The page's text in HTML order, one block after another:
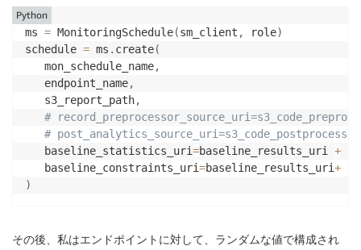
            "lower_bound" : 140.32,
            "upper_bound" : 175.4,
            "count" : 565.0
          }, {
            "lower_bound" : 175.4,
            "upper_bound" : 210.48000000000002,
            "count" : 587.0
          }, {
            "lower_bound" : 210.48000000000002,
            "upper_bound" : 245.56,
            "count" : 423.0
            "count" : 180.0
ms = MonitoringSchedule(sm_client , role)
schedule = ms . create(
   mon_schedule_name
,
   endpoint_name
,
   s3_report_path
,
#
#
   baseline_statistics_uri
=baseline_results_uri +
   baseline_constraints_uri
=baseline_results_uri+
)
Python
その後、私はエンドポイントに対して、ランダムな値で構成され